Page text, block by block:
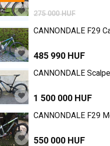
275 000 HUF
CANNONDALE F29
485 990 HUF
CANNONDALE
1 500 000 HUF
CANNONDALE F29
550 000 HUF